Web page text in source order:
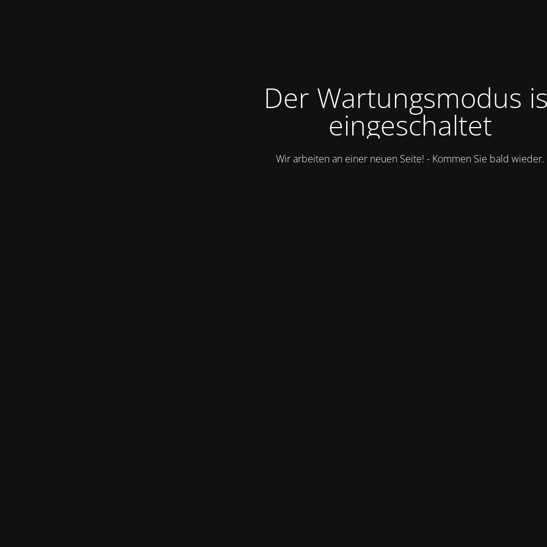
Der Wartungsmodus
eingeschaltet
Wir arbeiten an einer neuen Seite! - Kommen Sie bald wieder.